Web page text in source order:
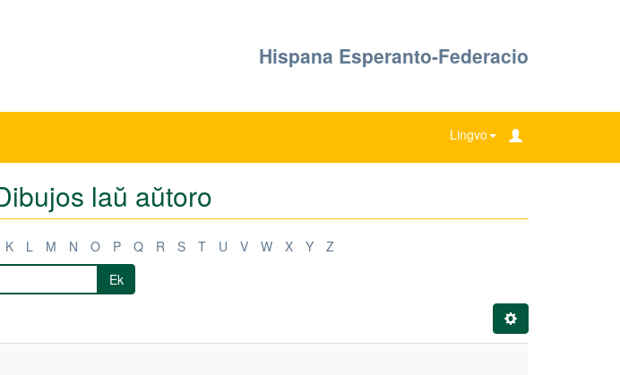
Hispana Esperanto-Federacio
Lingvo
laŭ aŭtoro
K L M N O P Q R S T U V W X Y
Z
Ek